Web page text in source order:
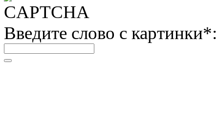
Введите слово с картинки*: